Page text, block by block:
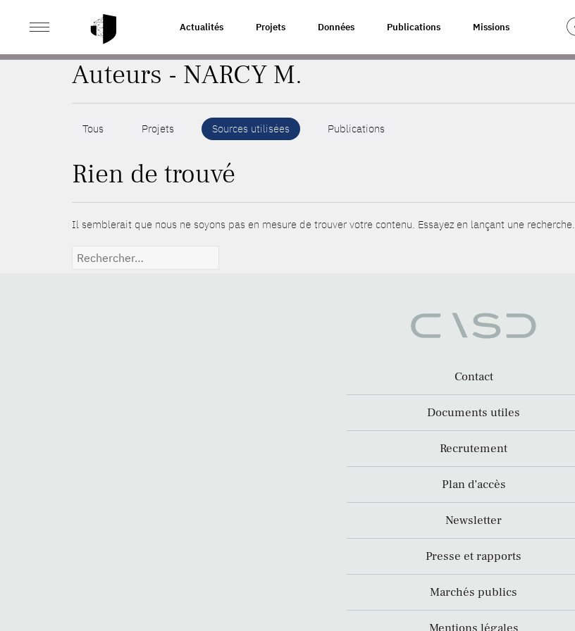
Actualités Projets Données Publications Missions
ACCUEIL
Auteurs - NARCY M.
Tous Projets Sources utilisées Publications
Rien de trouvé
Il semblerait que nous ne soyons pas en mesure de trouver votre contenu. Essayez en lançant une recherche.
Rechercher :
Contact
Documents utiles
Recrutement
Plan d’accès
Newsletter
Presse et rapports
Marchés publics